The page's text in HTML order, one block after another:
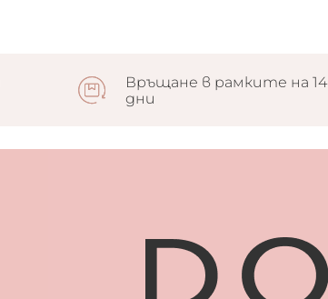
Връщане в рамките на 14
дни